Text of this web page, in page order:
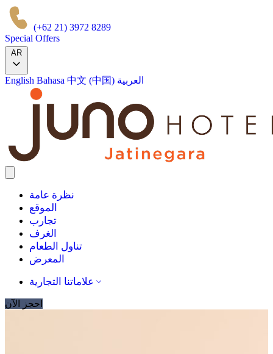
(+62 21) 3972 8289
Special Offers
AR
English Bahasa 中文 (中国) العربية
نظرة عامة
الموقع
تجارب
الغرف
تناول الطعام
المعرض
علاماتنا التجارية
احجز الآن